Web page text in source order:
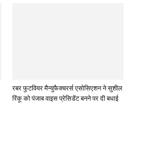
रबर फुटवियर मैन्युफैक्चरर्स एसोसिएशन ने सुशील
रिंकू को पंजाब वाइस प्रेसिडेंट बनने पर दी बधाई